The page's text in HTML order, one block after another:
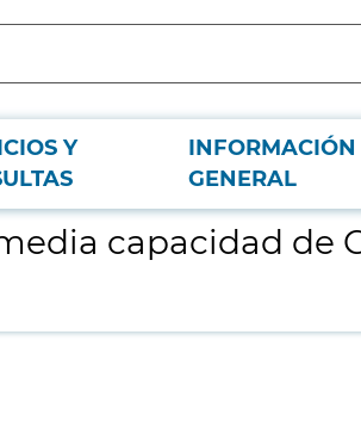
Y
INFORMACIÓN
GENERAL
capacidad de